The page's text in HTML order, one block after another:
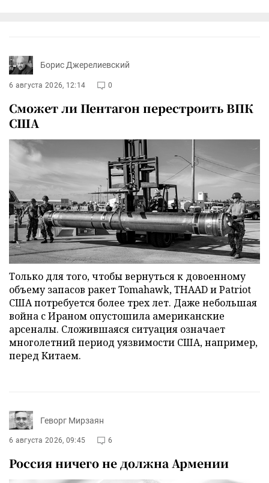
Борис Джерелиевский
6 августа 2026, 12:14 0
Сможет ли Пентагон перестроить ВПК
США
Только для того, чтобы вернуться к довоенному
объему запасов ракет Tomahawk, THAAD и Patriot
США потребуется более трех лет. Даже небольшая
война с Ираном опустошила американские
арсеналы. Сложившаяся ситуация означает
многолетний период уязвимости США, например,
перед Китаем.
Геворг Мирзаян
6 августа 2026, 09:45 6
Россия ничего не должна Армении